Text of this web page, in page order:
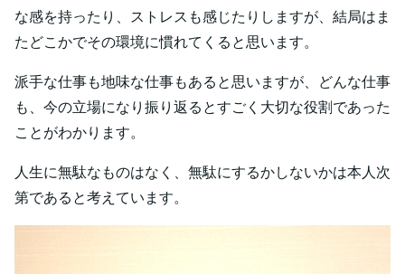
な感を持ったり、ストレスも感じたりしますが、結局はま
たどこかでその環境に慣れてくると思います。
派手な仕事も地味な仕事もあると思いますが、どんな仕事
も、今の立場になり振り返るとすごく大切な役割であった
ことがわかります。
人生に無駄なものはなく、無駄にするかしないかは本人次
第であると考えています。